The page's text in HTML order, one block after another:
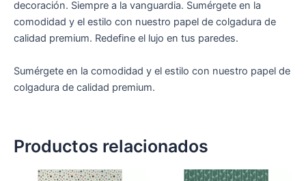
decoración. Siempre a la vanguardia. Sumérgete en la
comodidad y el estilo con nuestro papel de colgadura de
calidad premium. Redefine el lujo en tus paredes.
Sumérgete en la comodidad y el estilo con nuestro papel de
colgadura de calidad premium.
Productos relacionados